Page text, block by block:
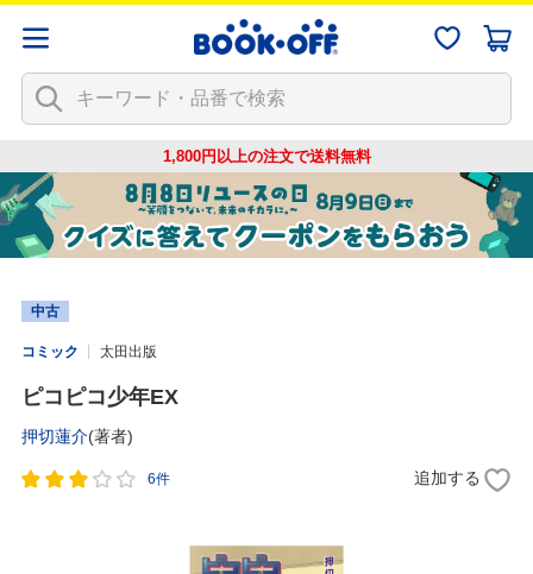
1,800円以上の注文で送料無料
中古
コミック 太田出版
ピコピコ少年EX
押切蓮介(著者)
6件 追加する